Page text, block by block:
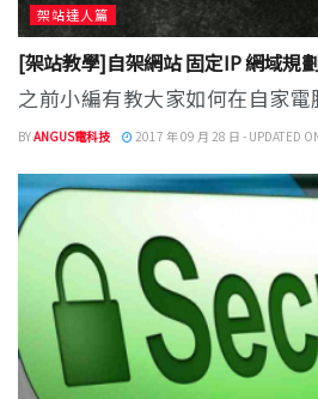
架站達人篇
[架站教學]自架網站 固定IP 網域規
之前小編有教大家如何在自家電
BYANGUS電科技 2017 年 09 月 28 日 - UPDATED